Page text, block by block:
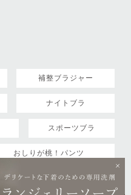
補整ブラジャー
ナイトブラ
スポーツブラ
おしりが桃！パンツ
ショーツ